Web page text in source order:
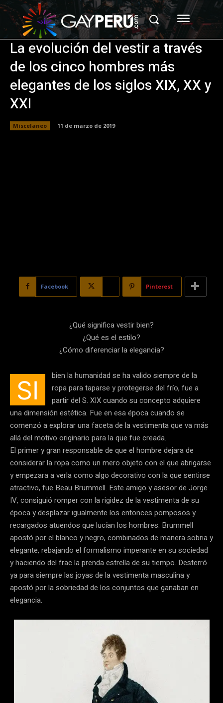
La evolución del vestir a través
de los cinco hombres más
elegantes de los siglos XIX, XX y
XXI
Miscelaneo 11 de marzo de 2019
Facebook Pinterest
¿Qué significa vestir bien?
¿Qué es el estilo?
¿Cómo diferenciar la elegancia?
SI
bien la humanidad se ha valido siempre de la
ropa para taparse y protegerse del frío, fue a
partir del S. XIX cuando su concepto adquiere
una dimensión estética. Fue en esa época cuando se
comenzó a explorar una faceta de la vestimenta que va más
allá del motivo originario para la que fue creada.
El primer y gran responsable de que el hombre dejara de
considerar la ropa como un mero objeto con el que abrigarse
y empezara a verla como algo decorativo con la que sentirse
atractivo, fue Beau Brummell. Este amigo y asesor de Jorge
IV, consiguió romper con la rigidez de la vestimenta de su
época y desplazar igualmente los entonces pomposos y
recargados atuendos que lucían los hombres. Brummell
apostó por el blanco y negro, combinados de manera sobria y
elegante, rebajando el formalismo imperante en su sociedad
y haciendo del frac la prenda estrella de su tiempo. Desterró
ya para siempre las joyas de la vestimenta masculina y
apostó por la sobriedad de los conjuntos que ganaban en
elegancia.